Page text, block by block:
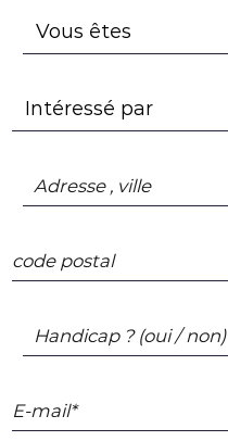
Adresse , ville
code postal
Handicap ? (oui / non)
E-mail*